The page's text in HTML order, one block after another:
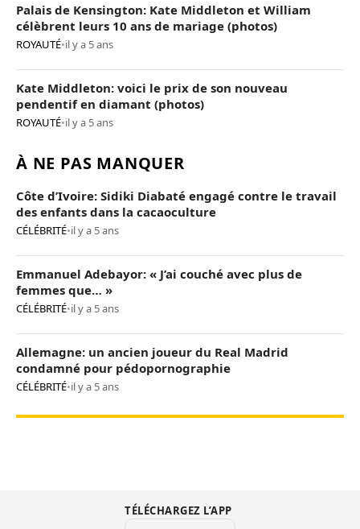
Palais de Kensington: Kate Middleton et William
célèbrent leurs 10 ans de mariage (photos)
ROYAUTÉ•il y a 5 ans
Kate Middleton: voici le prix de son nouveau
pendentif en diamant (photos)
ROYAUTÉ•il y a 5 ans
À NE PAS MANQUER
Côte d’Ivoire: Sidiki Diabaté engagé contre le travail
des enfants dans la cacaoculture
CÉLÉBRITÉ•il y a 5 ans
Emmanuel Adebayor: « J’ai couché avec plus de
femmes que… »
CÉLÉBRITÉ•il y a 5 ans
Allemagne: un ancien joueur du Real Madrid
condamné pour pédopornographie
CÉLÉBRITÉ•il y a 5 ans
TÉLÉCHARGEZ L’APP